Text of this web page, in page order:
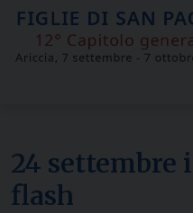
Skip
content
24 settembre
flash